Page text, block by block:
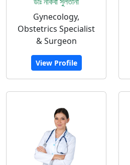
Gynecology,
Obstetrics Specialist
& Surgeon
View Profile